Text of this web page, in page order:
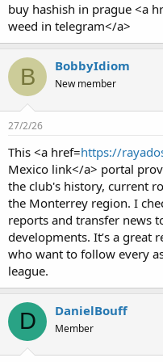
buy hashish in prague <a
weed in telegram</a>
B BobbyIdiom
New member
27/2/26
This <a href=https://
Mexico link</a> portal
the club's history, current
the Monterrey region. I
reports and transfer news
developments. It’s a great
who want to follow every
league.
D DanielBouff
Member